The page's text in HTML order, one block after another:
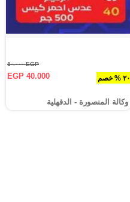
٢٠ % خصم
EGP ٥٠.٠٠٠
EGP 40.000
وكالة المنصورة - الدقهلية‎